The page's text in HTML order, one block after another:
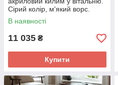
Сірий колір, м'який ворс.
В наявності
11 035 ₴
Купити